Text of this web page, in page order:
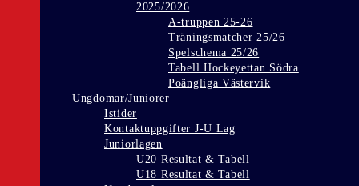
2025/2026
A-truppen 25-26
Träningsmatcher 25/26
Spelschema 25/26
Tabell Hockeyettan Södra
Poängliga Västervik
Ungdomar/Juniorer
Istider
Kontaktuppgifter J-U Lag
Juniorlagen
U20 Resultat & Tabell
U18 Resultat & Tabell